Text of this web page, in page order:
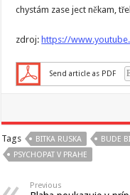
chystám zase ject někam,
zdroj: https://
Send article as PDF
Tags BITKA RUSKA BUDE
PSYCHOPAT V PRAHE
Previous